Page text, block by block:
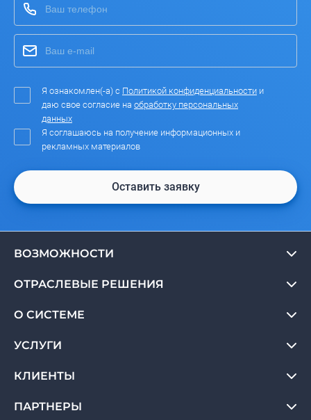
Я ознакомлен(-а) с Политикой конфиденциальности и
даю свое согласие на обработку персональных
данных
Я соглашаюсь на получение информационных и
рекламных материалов
Оставить заявку
ВОЗМОЖНОСТИ
ОТРАСЛЕВЫЕ РЕШЕНИЯ
О СИСТЕМЕ
УСЛУГИ
КЛИЕНТЫ
ПАРТНЕРЫ